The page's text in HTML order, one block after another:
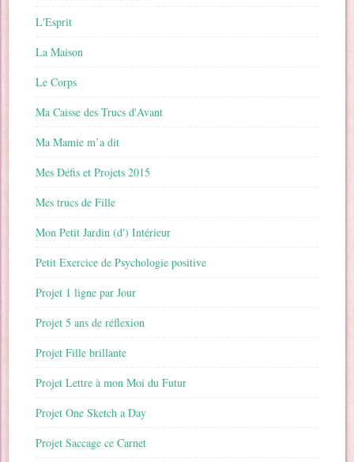
L'Esprit
La Maison
Le Corps
Ma Caisse des Trucs d'Avant
Ma Mamie m’a dit
Mes Défis et Projets 2015
Mes trucs de Fille
Mon Petit Jardin (d') Intérieur
Petit Exercice de Psychologie positive
Projet 1 ligne par Jour
Projet 5 ans de réflexion
Projet Fille brillante
Projet Lettre à mon Moi du Futur
Projet One Sketch a Day
Projet Saccage ce Carnet